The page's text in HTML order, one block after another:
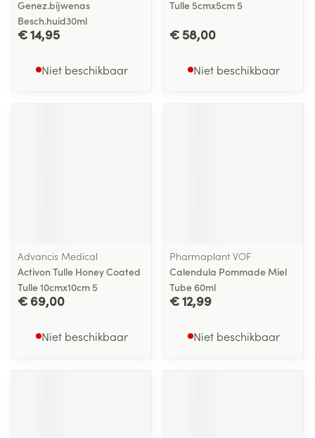
Genez.bijwenas
Besch.huid30ml
€ 14,95
Niet beschikbaar
Tulle 5cmx5cm 5
€ 58,00
Niet beschikbaar
Advancis Medical
Activon Tulle Honey Coated
Tulle 10cmx10cm 5
€ 69,00
Niet beschikbaar
Pharmaplant VOF
Calendula Pommade Miel
Tube 60ml
€ 12,99
Niet beschikbaar